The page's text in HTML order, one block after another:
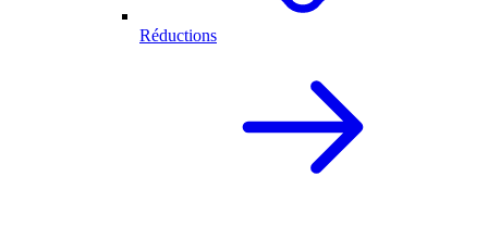
Réductions